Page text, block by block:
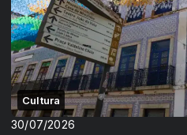
Cultura
30/07/2026